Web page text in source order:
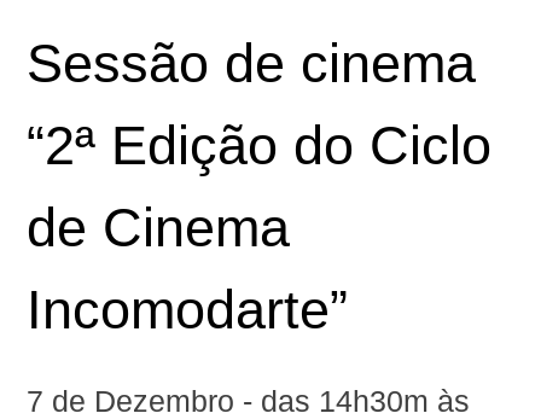
Sessão de cinema
“2ª Edição do Ciclo
de Cinema
Incomodarte”
7 de Dezembro‬ - das 14h30m às